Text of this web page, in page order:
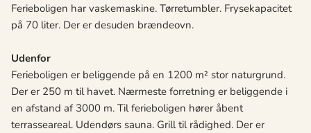
Ferieboligen har vaskemaskine. Tørretumbler. Frysekapacitet
på 70 liter. Der er desuden brændeovn.
Udenfor
Ferieboligen er beliggende på en 1200 m² stor naturgrund.
Der er 250 m til havet. Nærmeste forretning er beliggende i
en afstand af 3000 m. Til ferieboligen hører åbent
terrasseareal. Udendørs sauna. Grill til rådighed. Der er